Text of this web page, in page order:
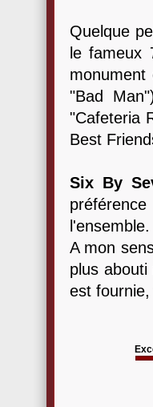
Quelque
le fameux
monument
"Bad
"Cafeteria
Best
Six By
l'ensemble.
A mon
plus
est